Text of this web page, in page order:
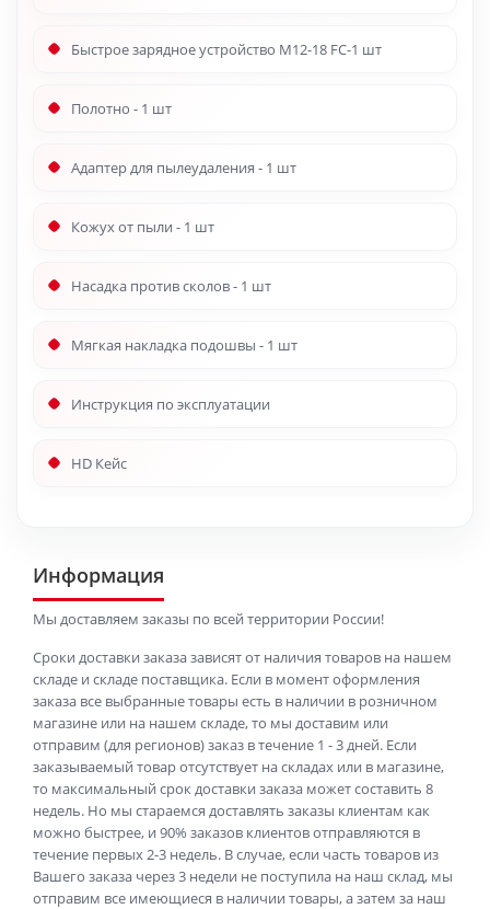
Быстрое зарядное устройство M12-18 FC-1 шт
Полотно - 1 шт
Адаптер для пылеудаления - 1 шт
Кожух от пыли - 1 шт
Насадка против сколов - 1 шт
Мягкая накладка подошвы - 1 шт
Инструкция по эксплуатации
HD Кейс
Информация
Мы доставляем заказы по всей территории России!
Сроки доставки заказа зависят от наличия товаров на нашем
складе и складе поставщика. Если в момент оформления
заказа все выбранные товары есть в наличии в розничном
магазине или на нашем складе, то мы доставим или
отправим (для регионов) заказ в течение 1 - 3 дней. Если
заказываемый товар отсутствует на складах или в магазине,
то максимальный срок доставки заказа может составить 8
недель. Но мы стараемся доставлять заказы клиентам как
можно быстрее, и 90% заказов клиентов отправляются в
течение первых 2-3 недель. В случае, если часть товаров из
Вашего заказа через 3 недели не поступила на наш склад, мы
отправим все имеющиеся в наличии товары, а затем за наш